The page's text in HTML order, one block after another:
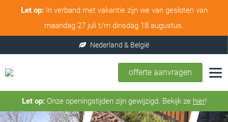
Let op:In verband met vakantie zijn we van gesloten van
maandag 27 juli t/m dinsdag 18 augustus.
offerte aanvragen
Let op:Onze openingstijden zijn gewijzigd. Bekijk ze hier!